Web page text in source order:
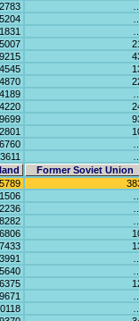
2783
5204
1831
4545
4189
2801
6760
3611
Former Soviet Union
1506
2236
8282
6806
7433
3991
5640
9671